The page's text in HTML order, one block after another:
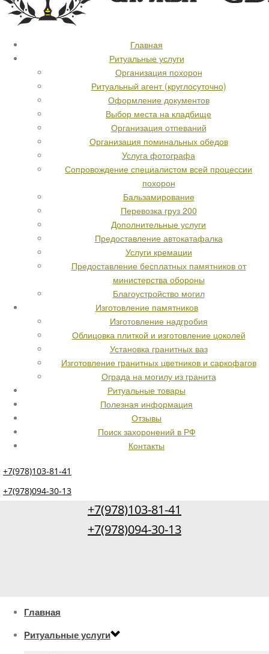
Главная
Ритуальные услуги
Организация похорон
Ритуальный агент (круглосуточно)
Оформление документов
Выбор места на кладбище
Организация отпеваний
Организация поминальных обедов
Услуга фотографа
Сопровождение специалистом всей процессии
похорон
Бальзамирование
Перевозка груз 200
Дополнительные услуги
Предоставление автокатафалка
Услуги кремации
Предоставление бесплатных памятников от
министерства обороны
Благоустройство могил
Изготовление памятников
Изготовление надгробия
Облицовка плиткой и изготовление цоколей
Установка гранитных ваз
Изготовление гранитных цветников и саркофагов
Ограда на могилу из гранита
Ритуальные товары
Полезная информация
Отзывы
Поиск захоронений в РФ
Контакты
+7(978)103-81-41
+7(978)094-30-13
+7(978)103-81-41
+7(978)094-30-13
Главная
Ритуальные услуги